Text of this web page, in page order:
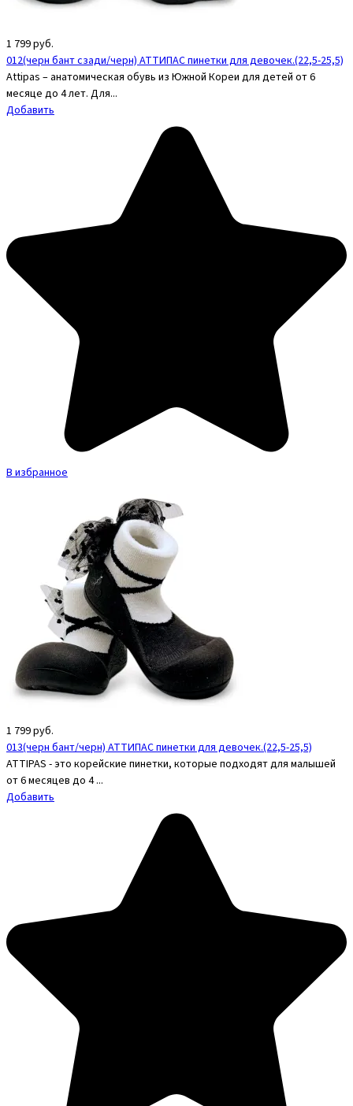
1 799руб.
012(черн бант сзади/черн) АТТИПАС пинетки для девочек.(22,5-25,5)
Attipas – анатомическая обувь из Южной Кореи для детей от 6
месяце до 4 лет. Для...
Добавить
В избранное
1 799руб.
013(черн бант/черн) АТТИПАС пинетки для девочек.(22,5-25,5)
ATTIPAS - это корейские пинетки, которые подходят для малышей
от 6 месяцев до 4 ...
Добавить